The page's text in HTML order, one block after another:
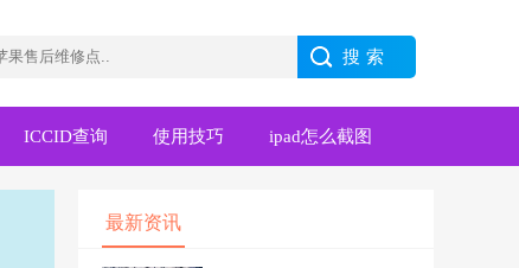
ICCID查询 使用技巧 ipad怎么截图
最新资讯